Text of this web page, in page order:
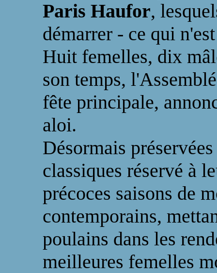
Paris Haufor,
démarrer - ce qui
Huit femelles, dix
son temps,
fête principale,
aloi.
Désormais
classiques réservé à
précoces saisons de
contemporains,
poulains dans les
meilleures femelles